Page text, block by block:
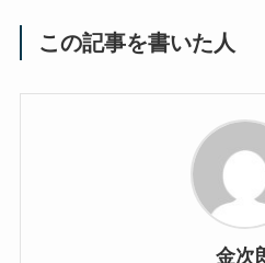
この記事を書いた人
金次